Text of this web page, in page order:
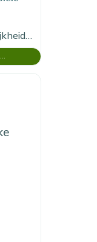
Voedselhubs en de kracht van Voedselcirkel Amsterdam